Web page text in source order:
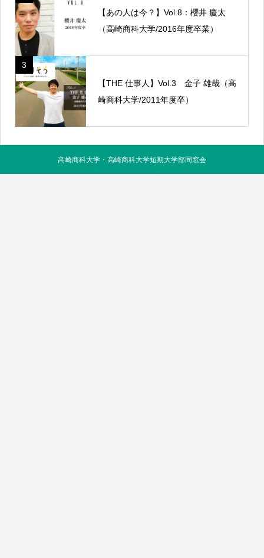
【あの人は今？】Vol.8：櫻井 慶太
（高崎商科大学/2016年度卒業）
3
【THE 仕事人】Vol.3 金子 雄哉（高
崎商科大学/2011年度卒）
高崎商科大学・高崎商科大学短期大学部同窓会